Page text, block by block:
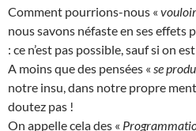
Comment pourrions-nous «
nous savons néfaste en ses effets
: ce n’est pas possible, sauf si on
A moins que des pensées « se
notre insu, dans notre propre
doutez pas !
On appelle cela des «